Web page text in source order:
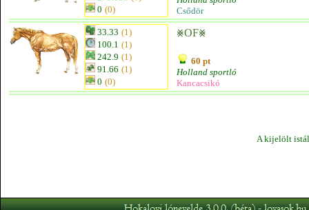
0 (0)
Csődör
33.33 (1)
100.1 (1)
242.9 (1)
91.66 (1)
0 (0)
⨳OF⨳
60 pt
Holland sportló
Kancacsikó
A kijelölt